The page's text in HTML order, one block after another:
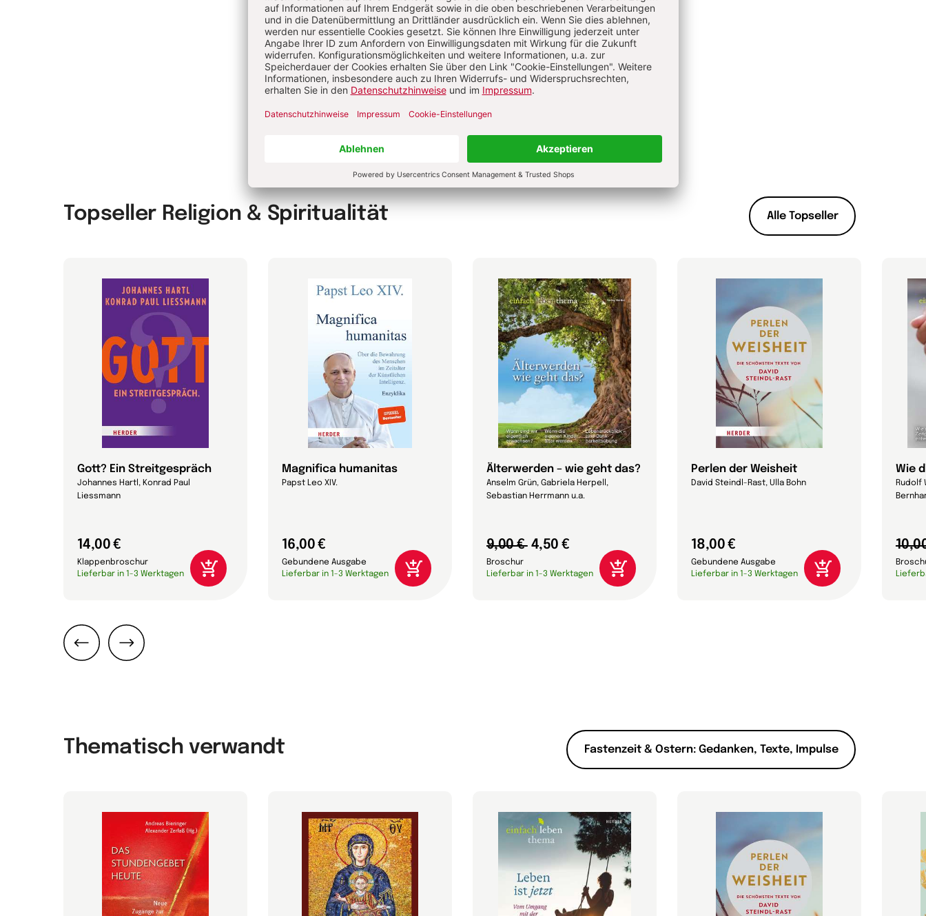
Die Ostergeschichte für Kinder
Meditationsübungen: Die Heilkraft der Emotionen
Mit Meditationstexten den inneren Kern entdecken
Topseller Religion & Spiritualität Alle Topseller
Gott? Ein Streitgespräch
Johannes Hartl, Konrad Paul
Liessmann
14,00 €
Klappenbroschur
Lieferbar in 1-3 Werktagen
Magnifica humanitas
Papst Leo XIV.
16,00 €
Gebundene Ausgabe
Lieferbar in 1-3 Werktagen
Älterwerden – wie geht das?
Anselm Grün, Gabriela Herpell,
Sebastian Herrmann u.a.
9,00 € 4,50 €
Broschur
Lieferbar in 1-3 Werktagen
Perlen der Weisheit
David Steindl-Rast, Ulla Bohn
18,00 €
Gebundene Ausgabe
Lieferbar in 1-3 Werktagen
Wie
Rudolf
Thematisch verwandt Fastenzeit & Ostern: Gedanken, Texte, Impulse